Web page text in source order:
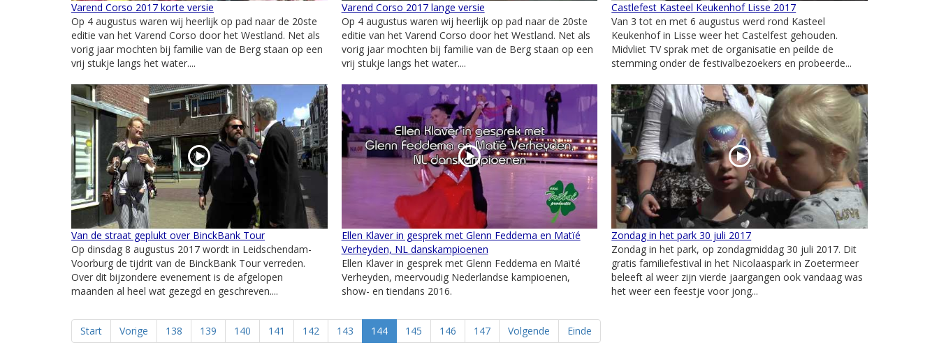
Varend Corso 2017 korte versie
Op 4 augustus waren wij heerlijk op pad naar de 20ste
editie van het Varend Corso door het Westland. Net als
vorig jaar mochten bij familie van de Berg staan op een
vrij stukje langs het water....
Varend Corso 2017 lange versie
Op 4 augustus waren wij heerlijk op pad naar de 20ste
editie van het Varend Corso door het Westland. Net als
vorig jaar mochten bij familie van de Berg staan op een
vrij stukje langs het water....
Castlefest Kasteel Keukenhof Lisse 2017
Van 3 tot en met 6 augustus werd rond Kasteel
Keukenhof in Lisse weer het Castelfest gehouden.
Midvliet TV sprak met de organisatie en peilde de
stemming onder de festivalbezoekers en probeerde...
Van de straat geplukt over BinckBank Tour
Op dinsdag 8 augustus 2017 wordt in Leidschendam-
Voorburg de tijdrit van de BinckBank Tour verreden.
Over dit bijzondere evenement is de afgelopen
maanden al heel wat gezegd en geschreven....
Ellen Klaver in gesprek met Glenn Feddema en Matïé
Verheyden, NL danskampioenen
Ellen Klaver in gesprek met Glenn Feddema en Maïté
Verheyden, meervoudig Nederlandse kampioenen,
show- en tiendans 2016.
Zondag in het park 30 juli 2017
Zondag in het park, op zondagmiddag 30 juli 2017. Dit
gratis familiefestival in het Nicolaaspark in Zoetermeer
beleeft al weer zijn vierde jaargangen ook vandaag was
het weer een feestje voor jong...
Start Vorige 138 139 140 141 142 143 144 145 146 147 Volgende Einde